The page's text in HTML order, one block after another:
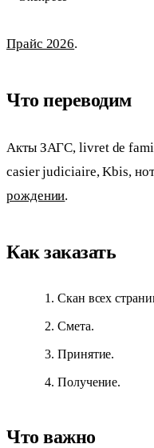
Прайс 2026.
Что переводим
Акты ЗАГС, livret de
casier judiciaire, Kbis,
рождении.
Как заказать
Скан всех
Смета.
Принятие.
Получение.
Что важно